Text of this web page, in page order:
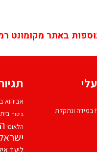
באתר מקומונט
במידה ונתקלת
אביהוא
ביטוח
הלאומי
ליעד